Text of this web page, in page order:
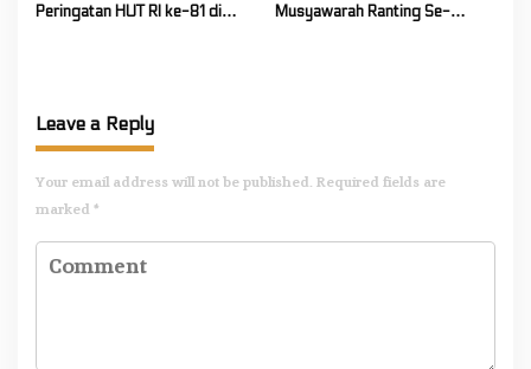
Peringatan HUT RI ke-81 di
Musyawarah Ranting Se-
Leave a Reply
Your email address will not be published. Required fields are
marked *